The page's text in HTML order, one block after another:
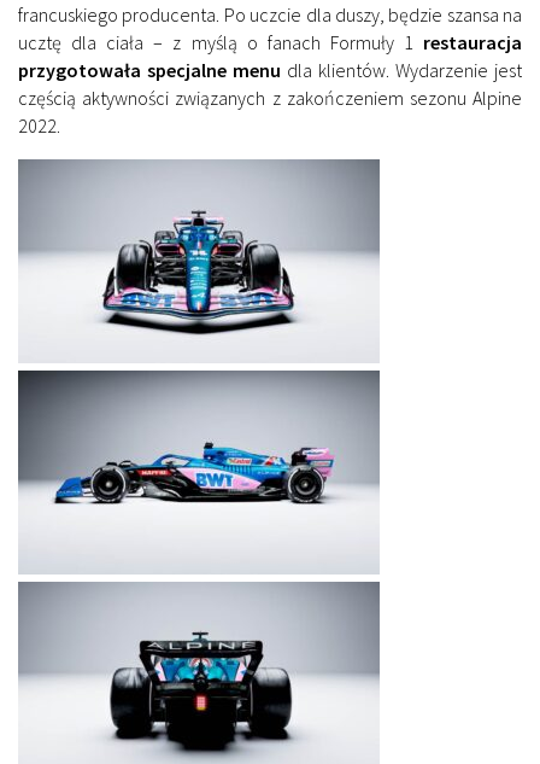
francuskiego producenta. Po uczcie dla duszy, będzie szansa na
ucztę dla ciała – z myślą o fanach Formuły 1 restauracja
przygotowała specjalne menu dla klientów. Wydarzenie jest
częścią aktywności związanych z zakończeniem sezonu Alpine
2022.